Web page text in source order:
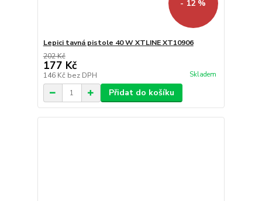
- 12 %
Lepici tavná pistole 40 W XTLINE XT10906
202 Kč
177 Kč
146 Kč bez DPH Skladem
Přidat do košíku